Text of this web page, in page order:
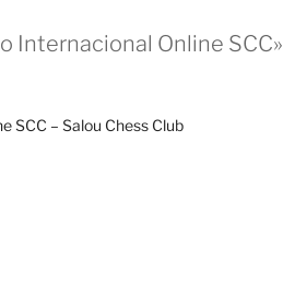
Internacional Online SCC»
SCC – Salou Chess Club